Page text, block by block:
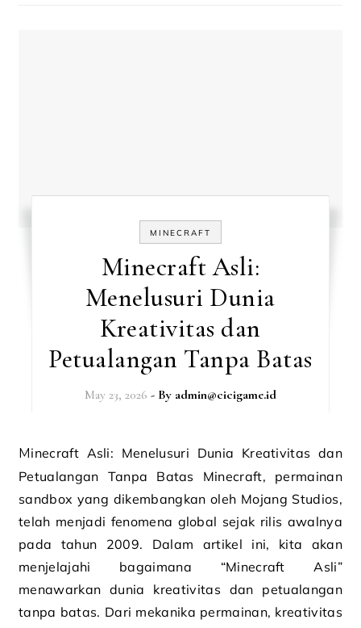
MINECRAFT
Minecraft Asli:
Menelusuri Dunia
Kreativitas dan
Petualangan Tanpa Batas
May 23, 2026 - By admin@cicigame.id
Minecraft Asli: Menelusuri Dunia Kreativitas dan
Petualangan Tanpa Batas Minecraft, permainan
sandbox yang dikembangkan oleh Mojang Studios,
telah menjadi fenomena global sejak rilis awalnya
pada tahun 2009. Dalam artikel ini, kita akan
menjelajahi bagaimana “Minecraft Asli”
menawarkan dunia kreativitas dan petualangan
tanpa batas. Dari mekanika permainan, kreativitas